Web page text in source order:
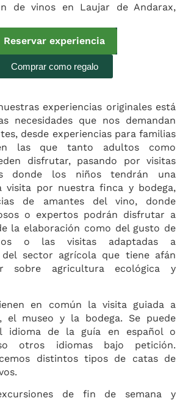
de vinos en Laujar de Andarax,
Reservar experiencia
Comprar como regalo
experiencias originales está
necesidades que nos demandan
desde experiencias para familias
las que tanto adultos como
disfrutar, pasando por visitas
donde los niños tendrán una
visita por nuestra finca y bodega,
de amantes del vino, donde
o expertos podrán disfrutar a
la elaboración como del gusto de
o las visitas adaptadas a
del sector agrícola que tiene afán
sobre agricultura ecológica y
en común la visita guiada a
el museo y la bodega. Se puede
idioma de la guía en español o
otros idiomas bajo petición.
distintos tipos de catas de
de fin de semana y